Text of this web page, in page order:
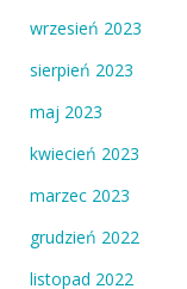
wrzesień 2023
sierpień 2023
maj 2023
kwiecień 2023
marzec 2023
grudzień 2022
listopad 2022